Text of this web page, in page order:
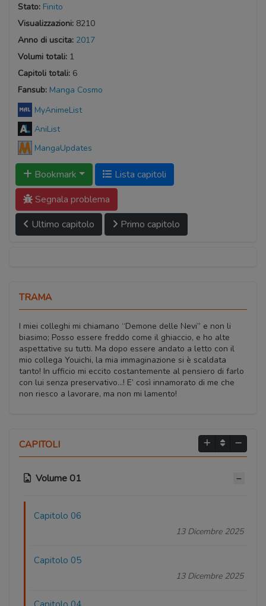
Stato: Finito
Visualizzazioni: 8210
Anno di uscita: 2017
Volumi totali: 1
Capitoli totali: 6
Fansub: Manga Cosmo
MyAnimeList
AniList
MangaUpdates
Bookmark
Lista capitoli
Segnala problema
Ultimo capitolo
Primo capitolo
TRAMA
I miei colleghi mi chiamano “Demone delle Nevi” e non li
biasimo; Posso essere freddo come il ghiaccio, e ho alte
aspettative su tutti. Ma dopo essere andato a letto con il
mio collega Youichi, la mia immaginazione si è scaldata
tanto! In ufficio mi eccito costantemente al pensiero di farlo
con lui senza preservativo…! E’ così innamorato di me che
non riesco a lavorare, ma non mi lamento!
CAPITOLI
Volume 01
Capitolo 06
13 Dicembre 2025
Capitolo 05
13 Dicembre 2025